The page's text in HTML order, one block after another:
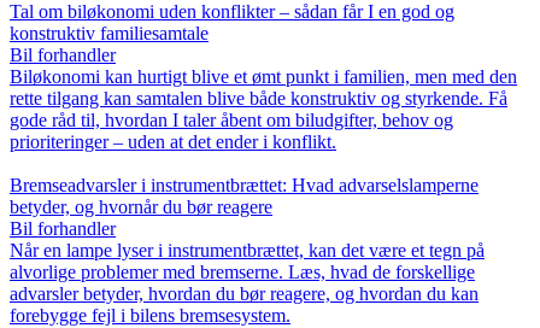
Tal om biløkonomi uden konflikter – sådan får I en god og
konstruktiv familiesamtale
Bil forhandler
Biløkonomi kan hurtigt blive et ømt punkt i familien, men med den
rette tilgang kan samtalen blive både konstruktiv og styrkende. Få
gode råd til, hvordan I taler åbent om biludgifter, behov og
prioriteringer – uden at det ender i konflikt.
Bremseadvarsler i instrumentbrættet: Hvad advarselslamperne
betyder, og hvornår du bør reagere
Bil forhandler
Når en lampe lyser i instrumentbrættet, kan det være et tegn på
alvorlige problemer med bremserne. Læs, hvad de forskellige
advarsler betyder, hvordan du bør reagere, og hvordan du kan
forebygge fejl i bilens bremsesystem.